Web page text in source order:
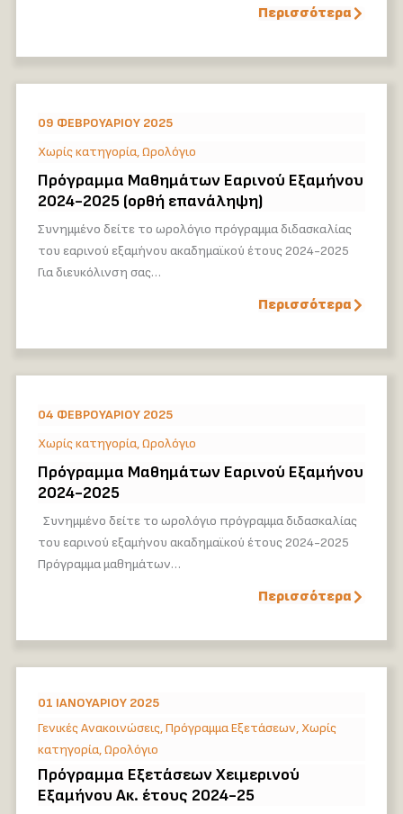
Περισσότερα
09 ΦΕΒΡΟΥΑΡΊΟΥ 2025
Χωρίς κατηγορία,Ωρολόγιο
Πρόγραμμα Μαθημάτων Εαρινού Εξαμήνου
2024-2025 (ορθή επανάληψη)
Συνημμένο δείτε το ωρολόγιο πρόγραμμα διδασκαλίας
του εαρινού εξαμήνου ακαδημαϊκού έτους 2024-2025
Για διευκόλινση σας…
Περισσότερα
04 ΦΕΒΡΟΥΑΡΊΟΥ 2025
Χωρίς κατηγορία,Ωρολόγιο
Πρόγραμμα Μαθημάτων Εαρινού Εξαμήνου
2024-2025
Συνημμένο δείτε το ωρολόγιο πρόγραμμα διδασκαλίας
του εαρινού εξαμήνου ακαδημαϊκού έτους 2024-2025
Πρόγραμμα μαθημάτων…
Περισσότερα
01 ΙΑΝΟΥΑΡΊΟΥ 2025
Γενικές Ανακοινώσεις,Πρόγραμμα Εξετάσεων, Χωρίς
κατηγορία,Ωρολόγιο
Πρόγραμμα Εξετάσεων Χειμερινού
Εξαμήνου Ακ. έτους 2024-25